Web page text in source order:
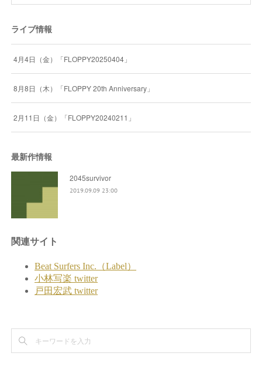
ライブ情報
4月4日（金）「FLOPPY20250404」
8月8日（木）「FLOPPY 20th Anniversary」
2月11日（金）「FLOPPY20240211」
最新作情報
2045survivor
2019.09.09 23:00